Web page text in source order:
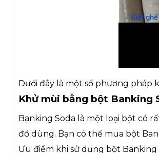
Dưới đây là một số phương pháp
Khử mùi bằng bột Banking
Banking Soda là một loại bột có
đồ dùng. Bạn có thể mua bột
Ưu điểm khi sử dụng bột